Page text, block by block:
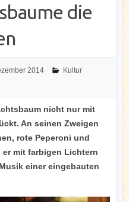
die
2014
Kultur
nicht nur mit
An seinen Zweigen
rote Peperoni und
mit farbigen Lichtern
einer eingebauten